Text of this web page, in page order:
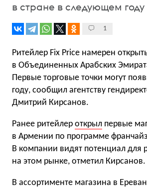
в стране в следующем году
1
Ритейлер Fix Price намерен
в Объединенных Арабских
Первые торговые точки могут
году, сообщил агентству
Дмитрий Кирсанов.
Ранее ритейлер открыл первые
в Армении по программе
В компании видят потенциал для
на этом рынке, отметил Кирсанов.
В ассортименте магазина в